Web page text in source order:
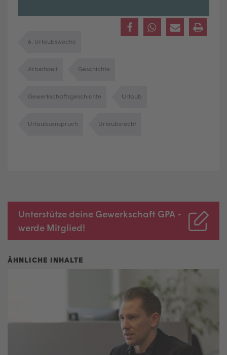
6. Urlaubswoche
Arbeitszeit Geschichte
Gewerkschaftsgeschichte Urlaub
Urlaubsanspruch Urlaubsrecht
Unterstütze deine Gewerkschaft GPA -
werde Mitglied!